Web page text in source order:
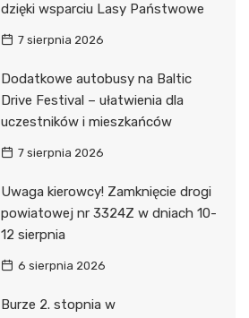
dzięki wsparciu Lasy Państwowe
7 sierpnia 2026
Dodatkowe autobusy na Baltic
Drive Festival – ułatwienia dla
uczestników i mieszkańców
7 sierpnia 2026
Uwaga kierowcy! Zamknięcie drogi
powiatowej nr 3324Z w dniach 10-
12 sierpnia
6 sierpnia 2026
Burze 2. stopnia w